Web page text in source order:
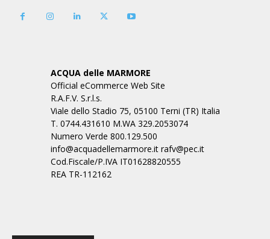
ACQUA delle MARMORE
Official eCommerce Web Site
R.A.F.V. S.r.l.s.
Viale dello Stadio 75, 05100 Terni (TR) Italia
T. 0744.431610 M.WA 329.2053074
Numero Verde 800.129.500
info@acquadellemarmore.it rafv@pec.it
Cod.Fiscale/P.IVA IT01628820555
REA TR-112162